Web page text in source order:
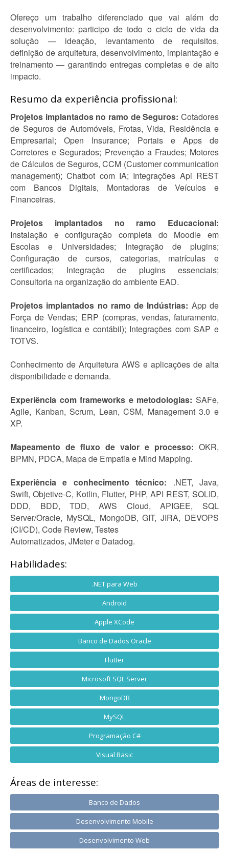
Ofereço um trabalho diferenciado que vai além do
desenvolvimento: participo de todo o ciclo de vida da
solução — ideação, levantamento de requisitos,
definição de arquitetura, desenvolvimento, implantação e
treinamento — garantindo entregas completas e de alto
impacto.
Resumo da experiência profissional:
Projetos implantados no ramo de Seguros: Cotadores
de Seguros de Automóveis, Frotas, Vida, Residência e
Empresarial; Open Insurance; Portais e Apps de
Corretores e Segurados; Prevenção a Fraudes; Motores
de Cálculos de Seguros, CCM (Customer communication
management); Chatbot com IA; Integrações Api REST
com Bancos Digitais, Montadoras de Veículos e
Financeiras.
Projetos implantados no ramo Educacional:
Instalação e configuração completa do Moodle em
Escolas e Universidades; Integração de plugins;
Configuração de cursos, categorias, matrículas e
certificados; Integração de plugins essenciais;
Consultoria na organização do ambiente EAD.
Projetos implantados no ramo de Indústrias: App de
Força de Vendas; ERP (compras, vendas, faturamento,
financeiro, logística e contábil); Integrações com SAP e
TOTVS.
Conhecimento de Arquitetura AWS e aplicações de alta
disponibilidade e demanda.
Experiência com frameworks e metodologias: SAFe,
Agile, Kanban, Scrum, Lean, CSM, Management 3.0 e
XP.
Mapeamento de fluxo de valor e processo: OKR,
BPMN, PDCA, Mapa de Empatia e Mind Mapping.
Experiência e conhecimento técnico: .NET, Java,
Swift, Objetive-C, Kotlin, Flutter, PHP, API REST, SOLID,
DDD, BDD, TDD, AWS Cloud, APIGEE, SQL
Server/Oracle, MySQL, MongoDB, GIT, JIRA, DEVOPS
(CI/CD), Code Review, Testes
Automatizados, JMeter e Datadog.
Habilidades:
.NET para Web
Android
Apple XCode
Banco de Dados Oracle
Flutter
Microsoft SQL Server
MongoDB
MySQL
Programação C#
Visual Basic
Áreas de interesse:
Banco de Dados
Desenvolvimento Mobile
Desenvolvimento Web